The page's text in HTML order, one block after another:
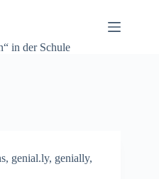
in der Schule
, genial.ly, genially,